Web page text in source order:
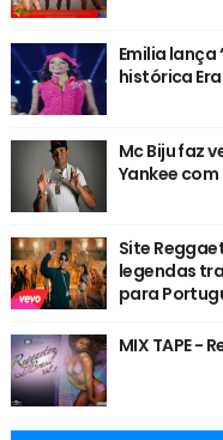
Emilia lança
histórica
Mc Biju faz
Yankee
Site
legendas
para
MIX TAPE -